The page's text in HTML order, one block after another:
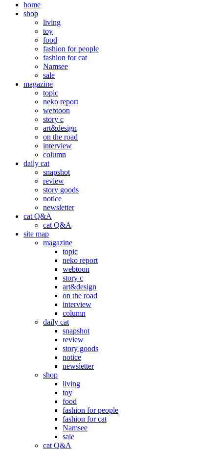
home
shop
living
toy
food
fashion for people
fashion for cat
Namsee
sale
magazine
topic
neko report
webtoon
story c
art&design
on the road
interview
column
daily cat
snapshot
review
story goods
notice
newsletter
cat Q&A
cat Q&A
site map
magazine
topic
neko report
webtoon
story c
art&design
on the road
interview
column
daily cat
snapshot
review
story goods
notice
newsletter
shop
living
toy
food
fashion for people
fashion for cat
Namsee
sale
cat Q&A